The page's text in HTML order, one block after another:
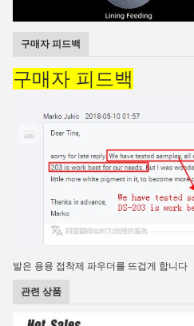
구매자 피드백
구매자 피드백
발은 용융 접착제 파우더를 뜨겁게 합니다
관련 상품